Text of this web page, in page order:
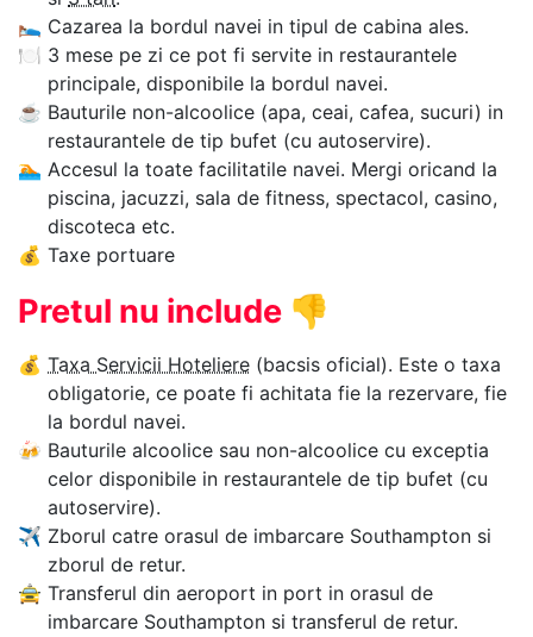
🛌 Cazarea la bordul navei in tipul de cabina ales.
🍽 3 mese pe zi ce pot fi servite in restaurantele
principale, disponibile la bordul navei.
☕ Bauturile non-alcoolice (apa, ceai, cafea, sucuri) in
restaurantele de tip bufet (cu autoservire).
🏊‍ Accesul la toate facilitatile navei. Mergi oricand la
piscina, jacuzzi, sala de fitness, spectacol, casino,
discoteca etc.
💰 Taxe portuare
Pretul nu include 👎
💰 Taxa Servicii Hoteliere (bacsis oficial). Este o taxa
obligatorie, ce poate fi achitata fie la rezervare, fie
la bordul navei.
🍻 Bauturile alcoolice sau non-alcoolice cu exceptia
celor disponibile in restaurantele de tip bufet (cu
autoservire).
✈ Zborul catre orasul de imbarcare Southampton si
zborul de retur.
🚖 Transferul din aeroport in port in orasul de
imbarcare Southampton si transferul de retur.